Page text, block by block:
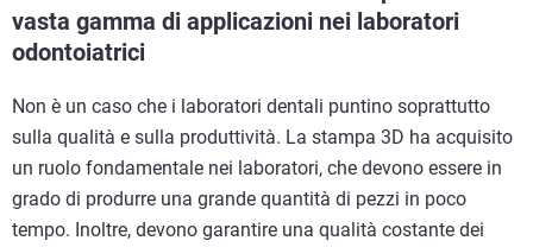
vasta gamma di applicazioni nei laboratori
odontoiatrici
Non è un caso che i laboratori dentali puntino soprattutto
sulla qualità e sulla produttività. La stampa 3D ha acquisito
un ruolo fondamentale nei laboratori, che devono essere in
grado di produrre una grande quantità di pezzi in poco
tempo. Inoltre, devono garantire una qualità costante dei